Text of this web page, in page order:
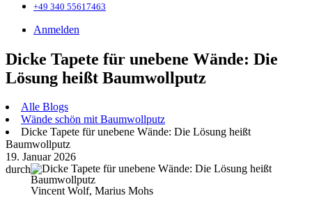
+49 340 55617463
Anmelden
Dicke Tapete für unebene Wände: Die
Lösung heißt Baumwollputz
Alle Blogs
Wände schön mit Baumwollputz
Dicke Tapete für unebene Wände: Die Lösung heißt
Baumwollputz
19. Januar 2026
durch
Vincent Wolf, Marius Mohs